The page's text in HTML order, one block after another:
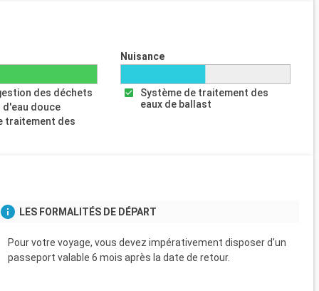
des déchets
douce
traitement des
Nuisance
Système de traitement des
eaux de ballast
LES FORMALITÉS DE DÉPART
Pour votre voyage, vous devez impérativement disposer d'un
passeport valable 6 mois après la date de retour.